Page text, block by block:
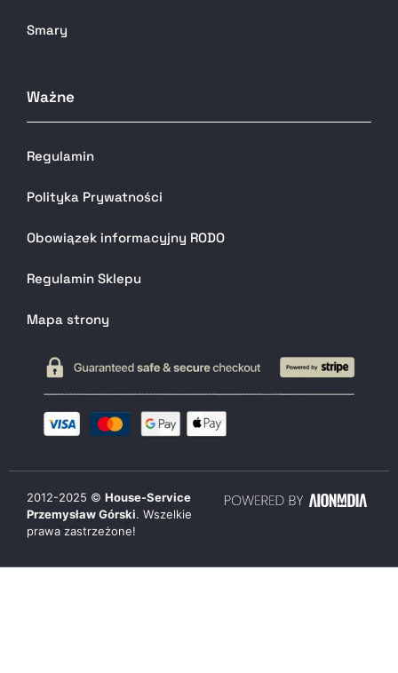
Smary
Ważne
Regulamin
Polityka Prywatności
Obowiązek informacyjny RODO
Regulamin Sklepu
Mapa strony
2012-2025 © House-Service
Przemysław Górski. Wszelkie
prawa zastrzeżone!